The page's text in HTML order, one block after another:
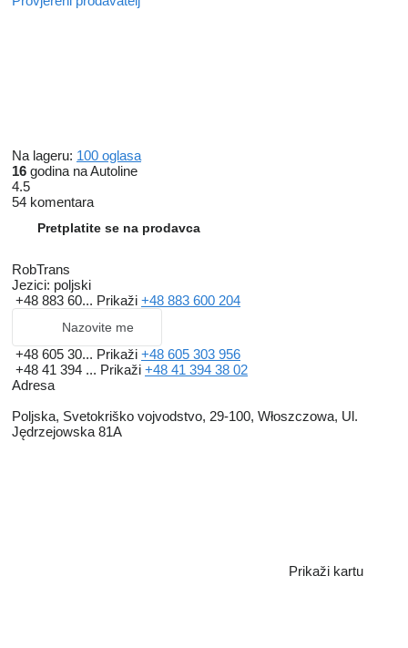
Na lageru: 100 oglasa
16 godina na Autoline
4.5
54 komentara
Pretplatite se na prodavca
RobTrans
Jezici: poljski
+48 883 60... Prikaži +48 883 600 204
Nazovite me
+48 605 30... Prikaži +48 605 303 956
+48 41 394 ... Prikaži +48 41 394 38 02
Adresa
Poljska, Svetokriško vojvodstvo, 29-100, Włoszczowa, Ul.
Jędrzejowska 81A
Prikaži kartu